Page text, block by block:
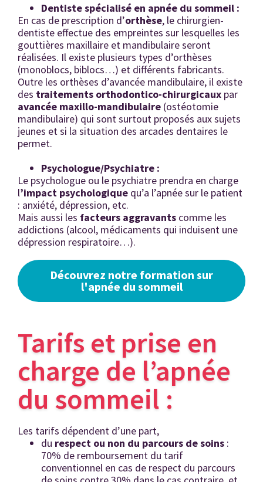
Dentiste spécialisé en apnée du sommeil :
En cas de prescription d’orthèse, le chirurgien-
dentiste effectue des empreintes sur lesquelles les
gouttières maxillaire et mandibulaire seront
réalisées. Il existe plusieurs types d’orthèses
(monoblocs, biblocs…) et différents fabricants.
Outre les orthèses d’avancée mandibulaire, il existe
des traitements orthodontico-chirurgicaux par
avancée maxillo-mandibulaire (ostéotomie
mandibulaire) qui sont surtout proposés aux sujets
jeunes et si la situation des arcades dentaires le
permet.
Psychologue/Psychiatre :
Le psychologue ou le psychiatre prendra en charge
l’impact psychologique qu’a l’apnée sur le patient
: anxiété, dépression, etc.
Mais aussi les facteurs aggravants comme les
addictions (alcool, médicaments qui induisent une
dépression respiratoire…).
Découvrez notre formation sur
l'apnée du sommeil
Tarifs et prise en
charge de l’apnée
du sommeil :
Les tarifs dépendent d’une part,
du respect ou non du parcours de soins :
70% de remboursement du tarif
conventionnel en cas de respect du parcours